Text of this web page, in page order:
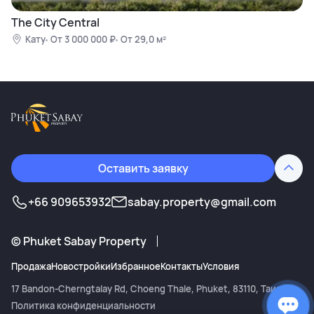
The City Central
Кату От 3 000 000 ₽ От 29,0 м²
Оставить заявку
+66 909653932 sabay.property@gmail.com
©Phuket Sabay Property
ПродажаНовостройкиИзбранноеКонтактыУсловия
17 Bandon-Cherngtalay Rd, Choeng Thale, Phuket, 83110, Таиланд
Политика конфиденциальности